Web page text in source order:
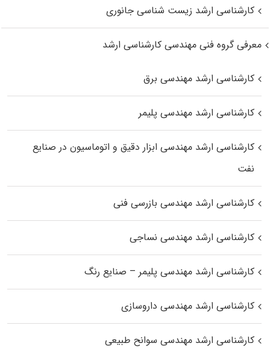
کارشناسی ارشد زیست‌ شناسی جانوری
معرفی گروه فنی مهندسی کارشناسی ارشد
کارشناسی ارشد مهندسی برق
کارشناسی ارشد مهندسی پلیمر
کارشناسی ارشد مهندسی ابزار دقیق و اتوماسیون در صنایع
نفت
کارشناسی ارشد مهندسی بازرسی فنی
کارشناسی ارشد مهندسی نساجی
کارشناسی ارشد مهندسی پلیمر – صنایع رنگ
کارشناسی ارشد مهندسی داروسازی
کارشناسی ارشد مهندسی سوانح طبیعی